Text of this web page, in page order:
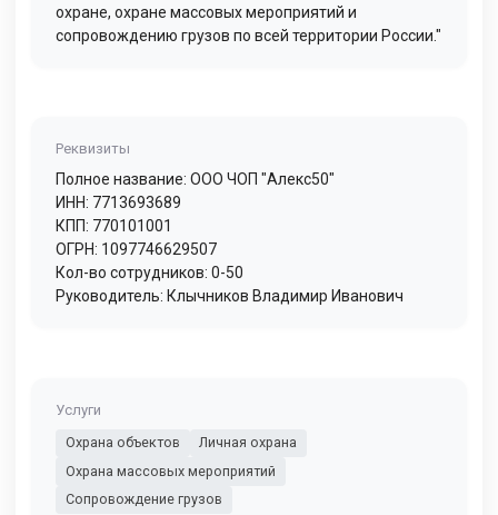
охране, охране массовых мероприятий и
сопровождению грузов по всей территории России."
Реквизиты
Полное название: ООО ЧОП "Алекс50"
ИНН: 7713693689
КПП: 770101001
ОГРН: 1097746629507
Кол-во сотрудников: 0-50
Руководитель: Клычников Владимир Иванович
Услуги
Охрана объектов
Личная охрана
Охрана массовых мероприятий
Сопровождение грузов